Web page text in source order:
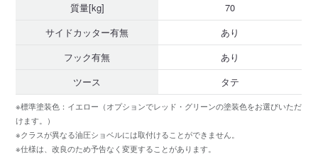
質量[kg]
70
サイドカッター有無
あり
フック有無
あり
ツース
タテ
※標準塗装色：イエロー（オプションでレッド・グリーンの塗装色をお選びいただ
けます。）
※クラスが異なる油圧ショベルには取付けることができません。
※仕様は、改良のため予告なく変更することがあります。